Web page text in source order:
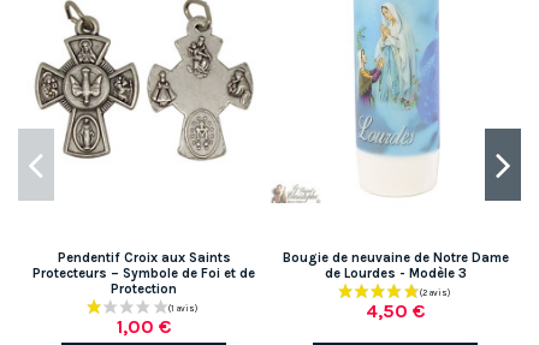
Pendentif Croix aux Saints
Protecteurs – Symbole de Foi et de
Protection
1,00 €
Bougie de neuvaine de Notre Dame
de Lourdes - Modèle 3
4,50 €